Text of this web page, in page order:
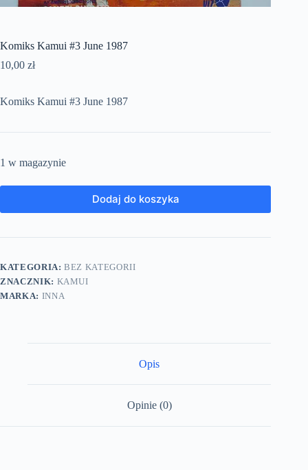
Komiks Kamui #3 June 1987
10,00 zł
Komiks Kamui #3 June 1987
1 w magazynie
Dodaj do koszyka
KATEGORIA:BEZ KATEGORII
ZNACZNIK: KAMUI
MARKA: INNA
Opis
Opinie (0)